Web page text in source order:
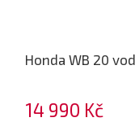
Honda WB 20
14 990 Kč